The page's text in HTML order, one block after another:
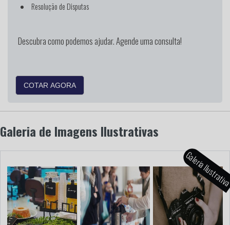
Resolução de Disputas
Descubra como podemos ajudar. Agende uma consulta!
COTAR AGORA
Galeria de Imagens Ilustrativas
Galeria